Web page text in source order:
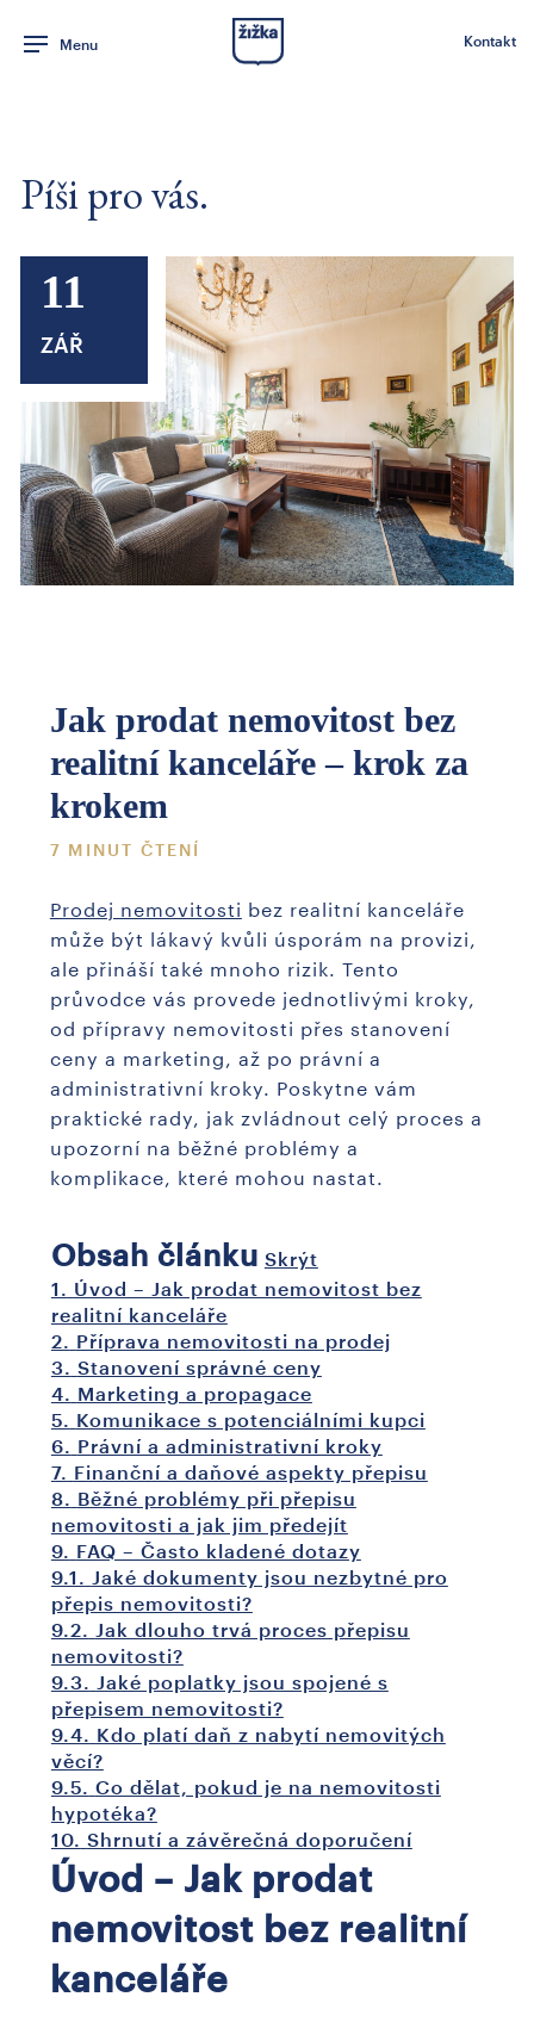
Menu Kontakt
Píši pro vás.
11
ZÁŘ
Jak prodat nemovitost bez
realitní kanceláře – krok za
krokem
7 MINUT ČTENÍ
Prodej nemovitosti bez realitní kanceláře
může být lákavý kvůli úsporám na provizi,
ale přináší také mnoho rizik. Tento
průvodce vás provede jednotlivými kroky,
od přípravy nemovitosti přes stanovení
ceny a marketing, až po právní a
administrativní kroky. Poskytne vám
praktické rady, jak zvládnout celý proces a
upozorní na běžné problémy a
komplikace, které mohou nastat.
Obsah článku Skrýt
1.
Úvod – Jak prodat nemovitost bez
realitní kanceláře
2.
Příprava nemovitosti na prodej
3.
Stanovení správné ceny
4.
Marketing a propagace
5.
Komunikace s potenciálními kupci
6.
Právní a administrativní kroky
7. Finanční a daňové aspekty přepisu
8.
Běžné problémy při přepisu
nemovitosti a jak jim předejít
9.
FAQ – Často kladené dotazy
9.1.
Jaké dokumenty jsou nezbytné pro
přepis nemovitosti?
9.2.
Jak dlouho trvá proces přepisu
nemovitosti?
9.3.
Jaké poplatky jsou spojené s
přepisem nemovitosti?
9.4.
Kdo platí daň z nabytí nemovitých
věcí?
9.5.
Co dělat, pokud je na nemovitosti
hypotéka?
10. Shrnutí a závěrečná doporučení
Úvod – Jak prodat
nemovitost bez realitní
kanceláře